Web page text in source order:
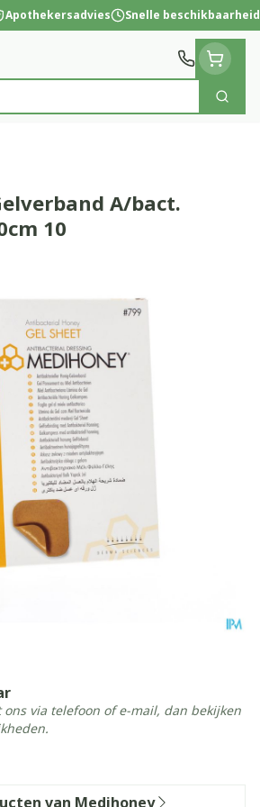
Apothekersadvies Snelle beschikbaarheid
Zoek
A/bact.
10
via telefoon of e-mail, dan bekijken
van Medihoney